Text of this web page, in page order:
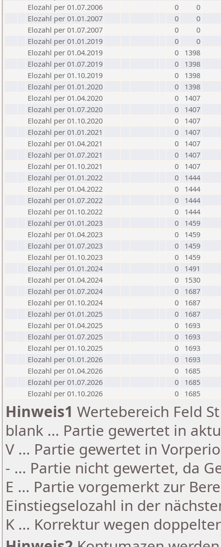
Elozahl per 01.07.2006
0
0
Elozahl per 01.01.2007
0
0
Elozahl per 01.07.2007
0
0
Elozahl per 01.01.2019
0
0
Elozahl per 01.04.2019
0
1398
Elozahl per 01.07.2019
0
1398
Elozahl per 01.10.2019
0
1398
Elozahl per 01.01.2020
0
1398
Elozahl per 01.04.2020
0
1407
Elozahl per 01.07.2020
0
1407
Elozahl per 01.10.2020
0
1407
Elozahl per 01.01.2021
0
1407
Elozahl per 01.04.2021
0
1407
Elozahl per 01.07.2021
0
1407
Elozahl per 01.10.2021
0
1407
Elozahl per 01.01.2022
0
1444
Elozahl per 01.04.2022
0
1444
Elozahl per 01.07.2022
0
1444
Elozahl per 01.10.2022
0
1444
Elozahl per 01.01.2023
0
1459
Elozahl per 01.04.2023
0
1459
Elozahl per 01.07.2023
0
1459
Elozahl per 01.10.2023
0
1459
Elozahl per 01.01.2024
0
1491
Elozahl per 01.04.2024
0
1530
Elozahl per 01.07.2024
0
1687
Elozahl per 01.10.2024
0
1687
Elozahl per 01.01.2025
0
1687
Elozahl per 01.04.2025
0
1693
Elozahl per 01.07.2025
0
1693
Elozahl per 01.10.2025
0
1693
Elozahl per 01.01.2026
0
1693
Elozahl per 01.04.2026
0
1685
Elozahl per 01.07.2026
0
1685
Elozahl per 01.10.2026
0 1685
Hinweis1 Wertebereich Feld
blank ... Partie gewertet in
V ... Partie gewertet in
- ... Partie nicht gewertet, da
E ... Partie vorgemerkt zur
Einstiegselozahl in der
K ... Korrektur wegen